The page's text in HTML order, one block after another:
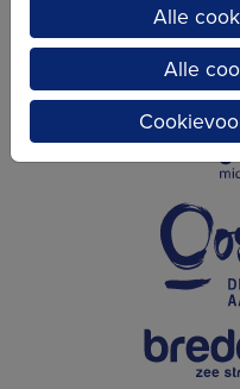
Erfgoedcel
Alle
Alle